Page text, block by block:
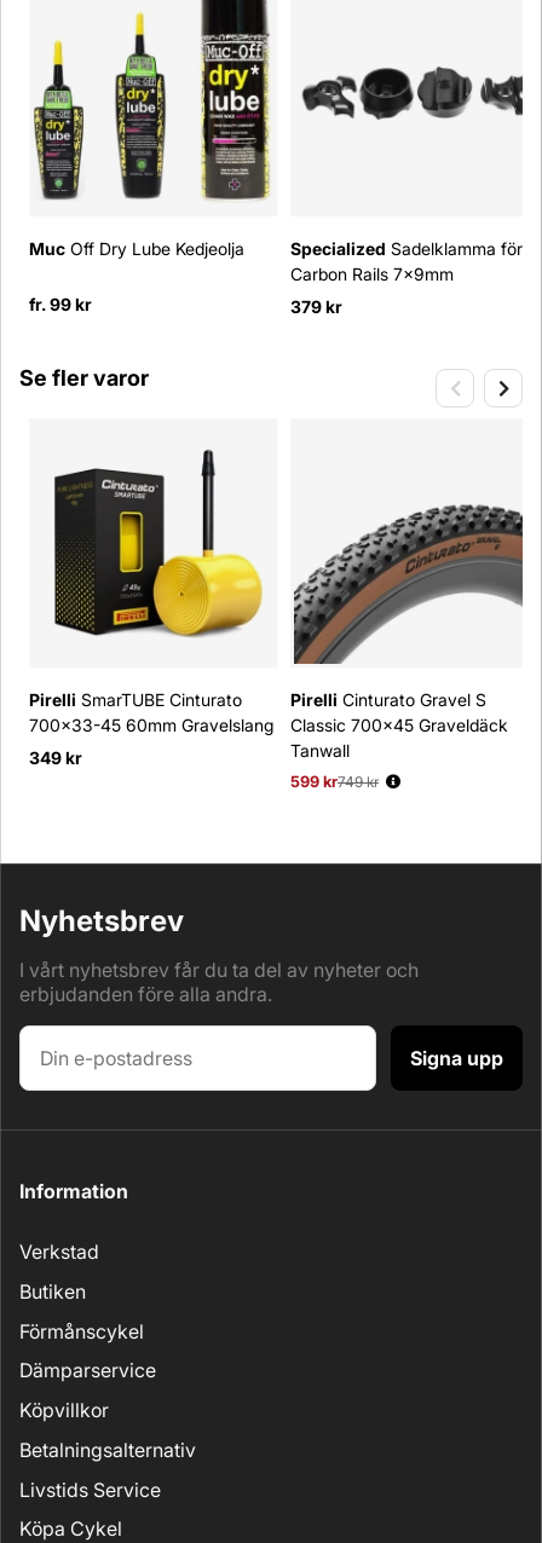
Muc Off Dry Lube Kedjeolja
fr. 99 kr
Specialized Sadelklamma för
Carbon Rails 7x9mm
379 kr
Se fler varor
Pirelli SmarTUBE Cinturato
700x33-45 60mm Gravelslang
349 kr
Pirelli Cinturato Gravel S
Classic 700x45 Graveldäck
Tanwall
599 kr
Ordinarie pris:
749 kr
Nyhetsbrev
I vårt nyhetsbrev får du ta del av nyheter och
erbjudanden före alla andra.
Signa upp
Information
Verkstad
Butiken
Förmånscykel
Dämparservice
Köpvillkor
Betalningsalternativ
Livstids Service
Köpa Cykel